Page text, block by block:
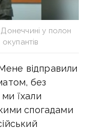
у полон
відправили
без
їхали
спогадами